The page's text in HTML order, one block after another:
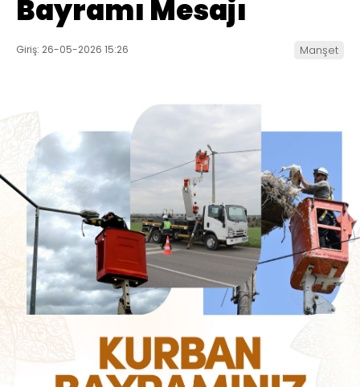
Bayramı Mesajı
Giriş: 26-05-2026 15:26 Manşet